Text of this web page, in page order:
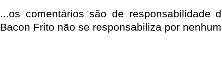
...os comentários são de responsabilidade
Bacon Frito não se responsabiliza por